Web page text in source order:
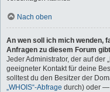
Nach oben
An wen soll ich mich wenden,
Anfragen zu diesem Forum
Jeder Administrator, der auf der
geeigneter Kontakt für deine
solltest du den Besitzer der
„WHOIS“-Abfrage durch) oder —